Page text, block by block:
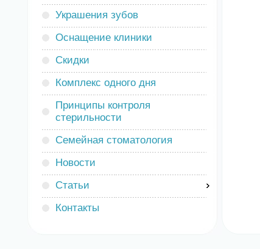
Украшения зубов
Оснащение клиники
Скидки
Комплекс одного дня
Принципы контроля
стерильности
Семейная стоматология
Новости
Статьи
Контакты